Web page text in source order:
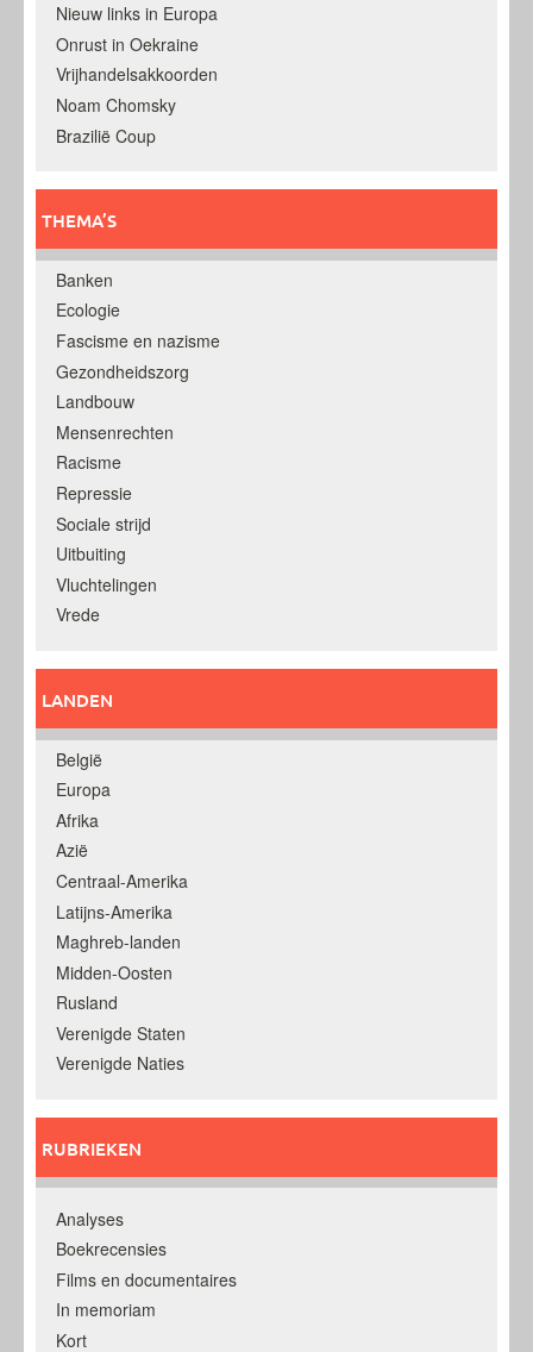
Nieuw links in Europa
Onrust in Oekraine
Vrijhandelsakkoorden
Noam Chomsky
Brazilië Coup
THEMA’S
Banken
Ecologie
Fascisme en nazisme
Gezondheidszorg
Landbouw
Mensenrechten
Racisme
Repressie
Sociale strijd
Uitbuiting
Vluchtelingen
Vrede
LANDEN
België
Europa
Afrika
Azië
Centraal-Amerika
Latijns-Amerika
Maghreb-landen
Midden-Oosten
Rusland
Verenigde Staten
Verenigde Naties
RUBRIEKEN
Analyses
Boekrecensies
Films en documentaires
In memoriam
Kort